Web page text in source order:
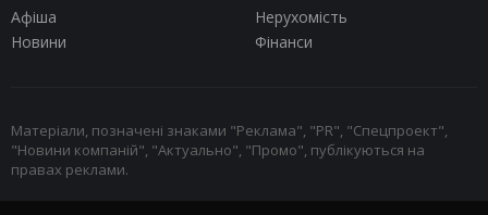
Афіша
Нерухомість
Новини
Фінанси
Матеріали, позначені знаками "Реклама", "PR", "Спецпроект",
"Новини компаній", "Актуально", "Промо", публікуються на
правах реклами.